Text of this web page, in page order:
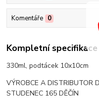
Komentáře 0
Kompletní specifikace
330ml, podtácek 10x10cm
VÝROBCE A DISTRIBUTOR
STUDENEC 165 DĚČÍN